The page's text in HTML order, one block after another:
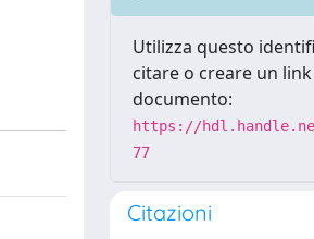
Utilizza questo
citare o creare un
documento:
https://
77
Citazioni